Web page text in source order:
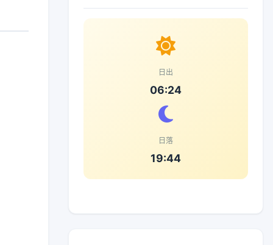
日出
06:24
日落
19:44